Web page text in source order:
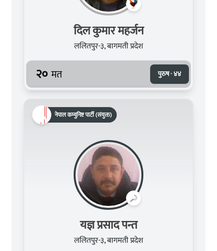
दिल कुमार महर्जन
ललितपुर-३, बागमती प्रदेश
२० मत पुरुष · ४४
नेपाल कम्युनिष्ट पार्टी (संयुक्त)
यज्ञ प्रसाद पन्त
ललितपुर-३, बागमती प्रदेश